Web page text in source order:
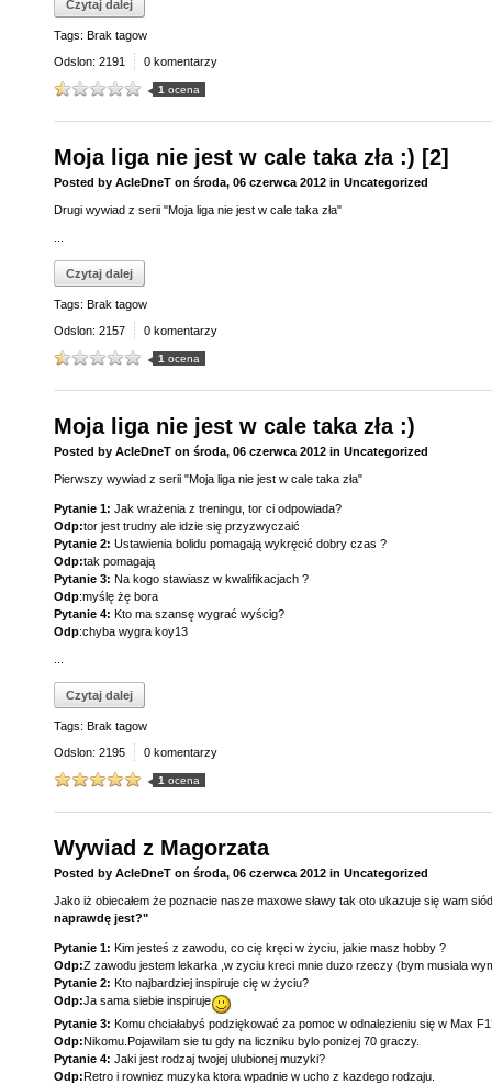
Czytaj dalej
Tags: Brak tagow
Odslon: 2191
0 komentarzy
1 ocena
Moja liga nie jest w cale taka zła :) [2]
Posted by AcIeDneT on środa, 06 czerwca 2012 in Uncategorized
Drugi wywiad z serii "Moja liga nie jest w cale taka zła"
Czytaj dalej
Tags: Brak tagow
Odslon: 2157
0 komentarzy
1 ocena
Moja liga nie jest w cale taka zła :)
Posted by AcIeDneT on środa, 06 czerwca 2012 in Uncategorized
Pierwszy wywiad z serii "Moja liga nie jest w cale taka zła"
Pytanie 1: Jak wrażenia z treningu, tor ci odpowiada?
Odp:tor jest trudny ale idzie się przyzwyczaić
Pytanie 2: Ustawienia bolidu pomagają wykręcić dobry czas ?
Odp:tak pomagają
Pytanie 3: Na kogo stawiasz w kwalifikacjach ?
Odp:myślę żę bora
Pytanie 4: Kto ma szansę wygrać wyścig?
Odp:chyba wygra koy13
Czytaj dalej
Tags: Brak tagow
Odslon: 2195
0 komentarzy
1 ocena
Wywiad z Magorzata
Posted by AcIeDneT on środa, 06 czerwca 2012 in Uncategorized
Jako iż obiecałem że poznacie nasze maxowe sławy tak oto ukazuje się wam
naprawdę jest?"
Pytanie 1: Kim jesteś z zawodu, co cię kręci w życiu, jakie masz hobby ?
Odp:Z zawodu jestem lekarka ,w zyciu kreci mnie duzo rzeczy (bym musiala
Pytanie 2: Kto najbardziej inspiruje cię w życiu?
Odp:Ja sama siebie inspiruje
Pytanie 3: Komu chciałabyś podziękować za pomoc w odnalezieniu się w Max
Odp:Nikomu.Pojawilam sie tu gdy na liczniku bylo ponizej 70 graczy.
Pytanie 4: Jaki jest rodzaj twojej ulubionej muzyki?
Odp:Retro i rowniez muzyka ktora wpadnie w ucho z kazdego rodzaju.